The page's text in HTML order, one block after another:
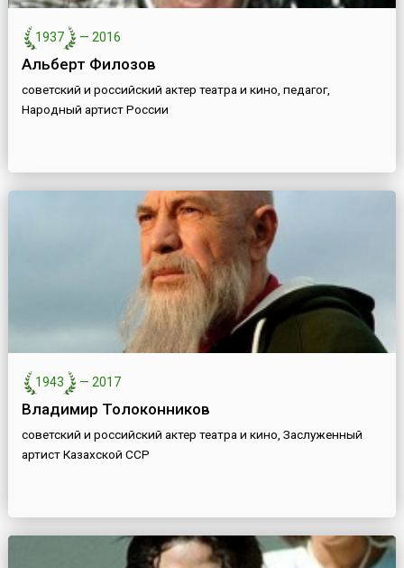
1937 — 2016
Альберт Филозов
советский и российский актер театра и кино, педагог,
Народный артист России
1943 — 2017
Владимир Толоконников
советский и российский актер театра и кино, Заслуженный
артист Казахской ССР